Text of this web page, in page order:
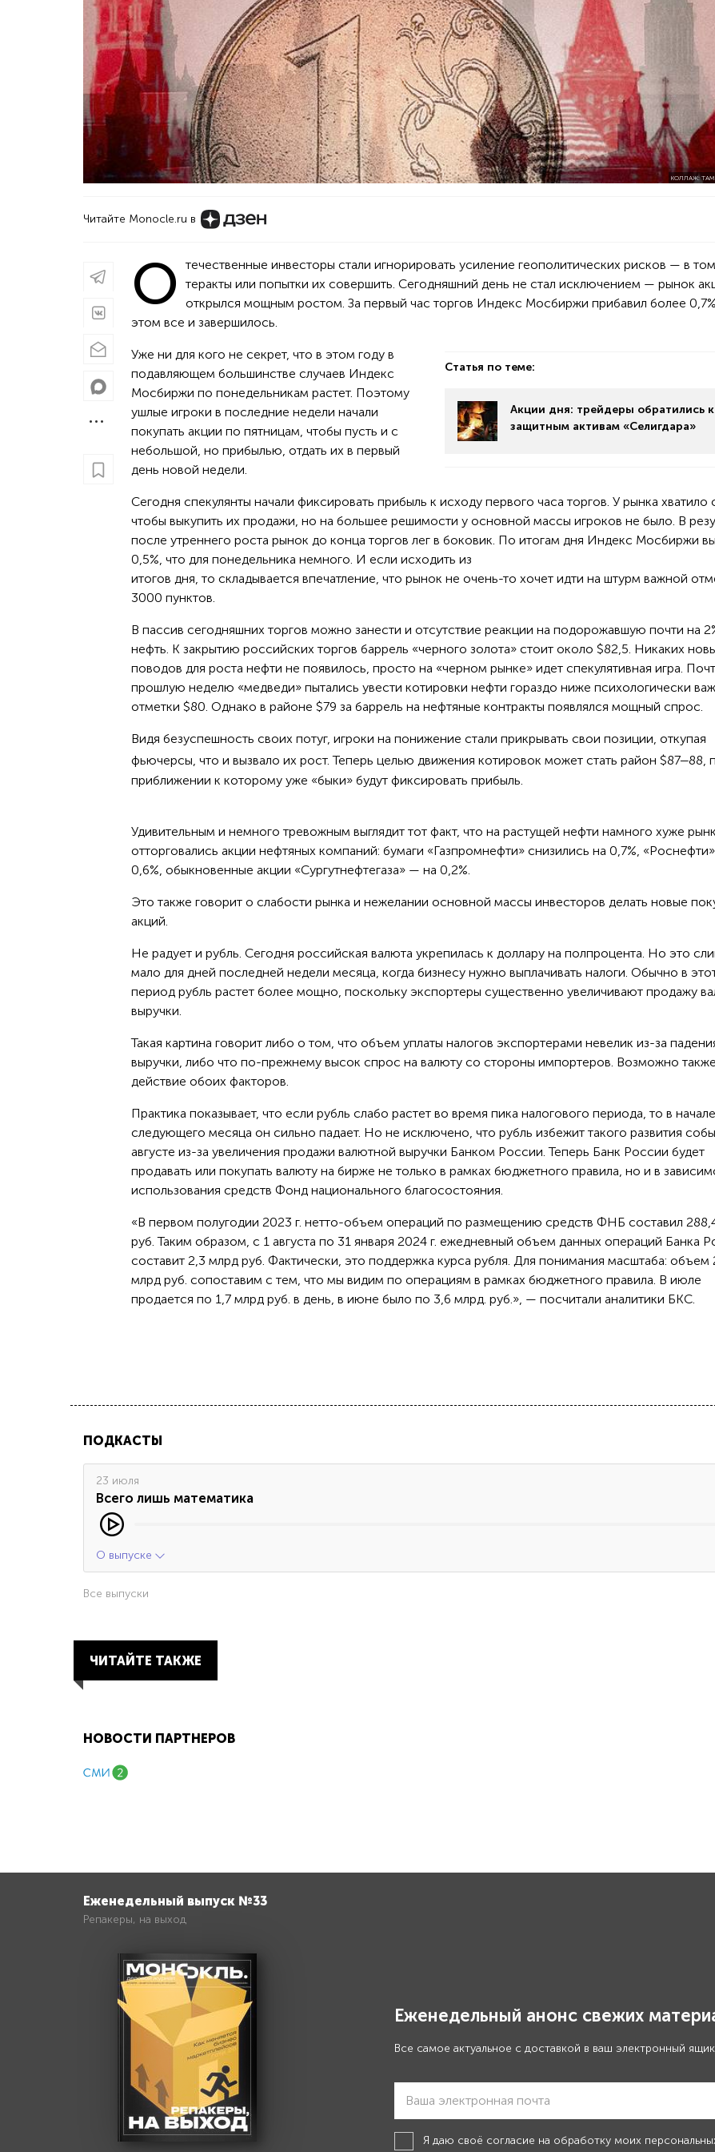
КОЛЛАЖ:
Читайте Monocle.ru в
О
течественные инвесторы стали игнорировать усиление геополитических рисков — в
теракты или попытки их совершить. Сегодняшний день не стал исключением — рынок
открылся мощным ростом. За первый час торгов Индекс Мосбиржи прибавил более
этом все и завершилось.
Статья по теме:
Акции дня: трейдеры обратились к
защитным активам «Селигдара»
Уже ни для кого не секрет, что в этом году в
подавляющем большинстве случаев Индекс
Мосбиржи по понедельникам растет. Поэтому
ушлые игроки в последние недели начали
покупать акции по пятницам, чтобы пусть и с
небольшой, но прибылью, отдать их в первый
день новой недели.
Сегодня спекулянты начали фиксировать прибыль к исходу первого часа торгов. У рынка хватило
чтобы выкупить их продажи, но на большее решимости у основной массы игроков не было. В
после утреннего роста рынок до конца торгов лег в боковик. По итогам дня Индекс Мосбиржи
0,5%, что для понедельника немного. И если исходить из
итогов дня, то складывается впечатление, что рынок не очень-то хочет идти на штурм важной
3000 пунктов.
В пассив сегодняшних торгов можно занести и отсутствие реакции на подорожавшую почти на
нефть. К закрытию российских торгов баррель «черного золота» стоит около $82,5. Никаких
поводов для роста нефти не появилось, просто на «черном рынке» идет спекулятивная игра.
прошлую неделю «медведи» пытались увести котировки нефти гораздо ниже психологически
отметки $80. Однако в районе $79 за баррель на нефтяные контракты появлялся мощный спрос.
Видя безуспешность своих потуг, игроки на понижение стали прикрывать свои позиции, откупая
фьючерсы, что и вызвало их рост. Теперь целью движения котировок может стать район $87–88,
приближении к которому уже «быки» будут фиксировать прибыль.
Удивительным и немного тревожным выглядит тот факт, что на растущей нефти намного хуже
отторговались акции нефтяных компаний: бумаги «Газпромнефти» снизились на 0,7%,
0,6%, обыкновенные акции «Сургутнефтегаза» — на 0,2%.
Это также говорит о слабости рынка и нежелании основной массы инвесторов делать новые
акций.
Не радует и рубль. Сегодня российская валюта укрепилась к доллару на полпроцента. Но это
мало для дней последней недели месяца, когда бизнесу нужно выплачивать налоги. Обычно в
период рубль растет более мощно, поскольку экспортеры существенно увеличивают продажу
выручки.
Такая картина говорит либо о том, что объем уплаты налогов экспортерами невелик из-за
выручки, либо что по-прежнему высок спрос на валюту со стороны импортеров. Возможно также
действие обоих факторов.
Практика показывает, что если рубль слабо растет во время пика налогового периода, то в начале
следующего месяца он сильно падает. Но не исключено, что рубль избежит такого развития
августе из-за увеличения продажи валютной выручки Банком России. Теперь Банк России будет
продавать или покупать валюту на бирже не только в рамках бюджетного правила, но и в
использования средств Фонд национального благосостояния.
«В первом полугодии 2023 г. нетто-объем операций по размещению средств ФНБ составил
руб. Таким образом, с 1 августа по 31 января 2024 г. ежедневный объем данных операций Банка
составит 2,3 млрд руб. Фактически, это поддержка курса рубля. Для понимания масштаба: объем
млрд руб. сопоставим с тем, что мы видим по операциям в рамках бюджетного правила. В июле
продается по 1,7 млрд руб. в день, в июне было по 3,6 млрд. руб.», — посчитали аналитики БКС.
ПОДКАСТЫ
23 июля
Всего лишь математика
О выпуске
Все выпуски
ЧИТАЙТЕ ТАКЖЕ
НОВОСТИ ПАРТНЕРОВ
Еженедельный выпуск №33
Репакеры, на выход
Еженедельный анонс свежих
Все самое актуальное с доставкой в ваш электронный
Я даю своё согласие на обработку моих